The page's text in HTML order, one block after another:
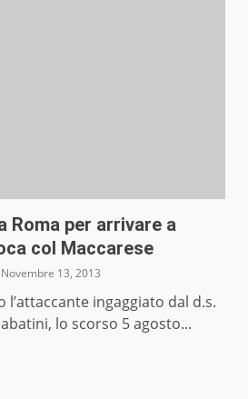
Roma per arrivare a
col Maccarese
Novembre 13, 2013
l’attaccante ingaggiato dal d.s.
lo scorso 5 agosto...